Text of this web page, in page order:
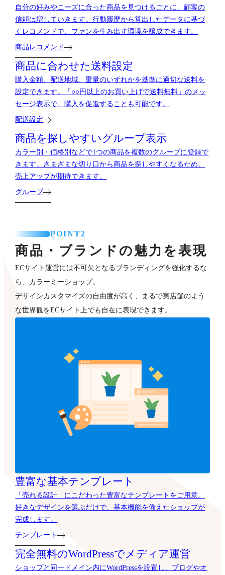
自分の好みやニーズに合った商品を見つけるごとに、顧客の
信頼は増していきます。行動履歴から算出したデータに基づ
くレコメンドで、ファンを生み出す環境を醸成できます。
商品レコメンド
商品に合わせた送料設定
購入金額、配送地域、重量のいずれかを基準に適切な送料を
設定できます。「○○円以上のお買い上げで送料無料」のメッ
セージ表示で、購入を促進することも可能です。
配送設定
商品を探しやすいグループ表示
カラー別・価格別などで1つの商品を複数のグループに登録で
きます。さまざまな切り口から商品を探しやすくなるため、
売上アップが期待できます。
グループ
POINT2
商品・ブランドの魅力を表現
ECサイト運営には不可欠となるブランディングを強化するな
ら、カラーミーショップ。
デザインカスタマイズの自由度が高く、まるで実店舗のよう
な世界観をECサイト上でも自在に表現できます。
豊富な基本テンプレート
「売れる設計」にこだわった豊富なテンプレートをご用意。
好きなデザインを選ぶだけで、基本機能を備えたショップが
完成します。
テンプレート
完全無料のWordPressでメディア運営
ショップと同一ドメイン内にWordPressを設置し、ブログやオ